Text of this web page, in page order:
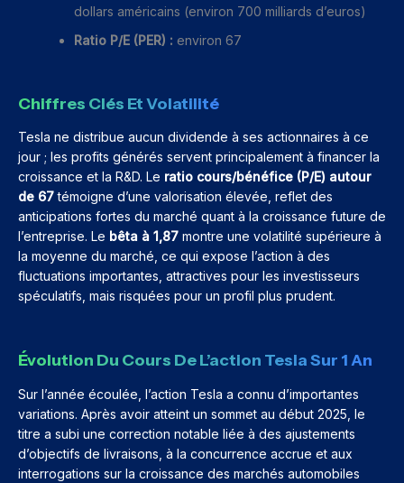
dollars américains (environ 700 milliards d’euros)
Ratio P/E (PER) : environ 67
Chiffres Clés Et Volatilité
Tesla ne distribue aucun dividende à ses actionnaires à ce
jour ; les profits générés servent principalement à financer la
croissance et la R&D. Le ratio cours/bénéfice (P/E) autour
de 67témoigne d’une valorisation élevée, reflet des
anticipations fortes du marché quant à la croissance future de
l’entreprise. Le bêta à 1,87 montre une volatilité supérieure à
la moyenne du marché, ce qui expose l’action à des
fluctuations importantes, attractives pour les investisseurs
spéculatifs, mais risquées pour un profil plus prudent.
Évolution Du Cours De L’action Tesla Sur 1 An
Sur l’année écoulée, l’action Tesla a connu d’importantes
variations. Après avoir atteint un sommet au début 2025, le
titre a subi une correction notable liée à des ajustements
d’objectifs de livraisons, à la concurrence accrue et aux
interrogations sur la croissance des marchés automobiles